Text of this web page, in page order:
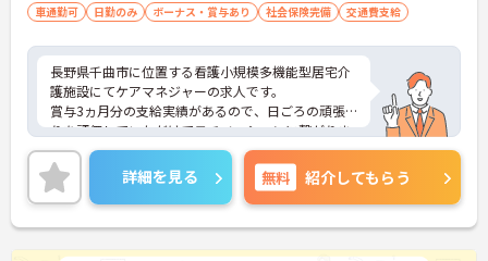
車通勤可 日勤のみ ボーナス・賞与あり 社会保険完備 交通費支給
長野県千曲市に位置する看護小規模多機能型居宅介
護施設にてケアマネジャーの求人です。
賞与3ヵ月分の支給実績があるので、日ごろの頑張
りを評価していただけてモチベーションに繋がりま
すね◎
17時終業で残業月3時間程度とワークライフバラン
スの良さも魅力のひとつです。
ご興味のある方には、面接対策ポイントなど、さら
に詳細をご案内しますのでお気軽にご相談くださ
い！
詳細を見る 無料 紹介してもらう